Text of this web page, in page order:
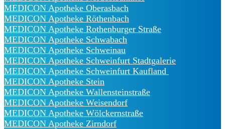
MEDICON Apotheke Oberasbach
MEDICON Apotheke Röthenbach
MEDICON Apotheke Rothenburger Straße
MEDICON Apotheke Schwabach
MEDICON Apotheke Schweinau
MEDICON Apotheke Schweinfurt Stadtgalerie
MEDICON Apotheke Schweinfurt Kaufland
MEDICON Apotheke Stein
MEDICON Apotheke Wallensteinstraße
MEDICON Apotheke Weisendorf
MEDICON Apotheke Wölckernstraße
MEDICON Apotheke Zirndorf